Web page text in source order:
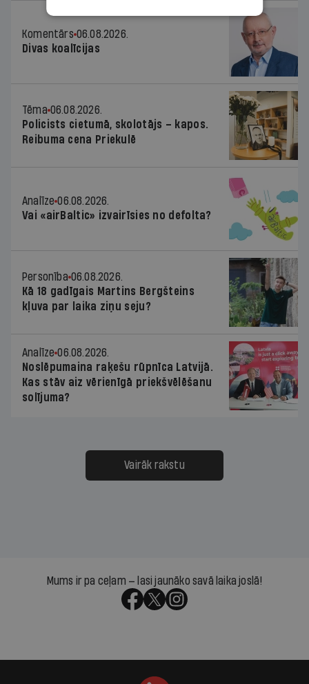
Komentārs 06.08.2026.
Divas koalīcijas
Tēma 06.08.2026.
Policists cietumā, skolotājs – kapos.
Reibuma cena Priekulē
Analīze 06.08.2026.
Vai «airBaltic» izvairīsies no defolta?
Personība 06.08.2026.
Kā 18 gadīgais Martins Bergšteins
kļuva par laika ziņu seju?
Analīze 06.08.2026.
Noslēpumaina raķešu rūpnīca Latvijā.
Kas stāv aiz vērienīgā priekšvēlēšanu
solījuma?
Vairāk rakstu
Mums ir pa ceļam — lasi jaunāko savā laika joslā!